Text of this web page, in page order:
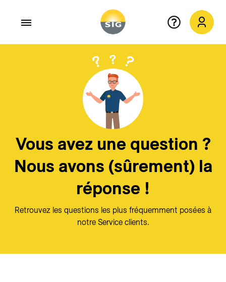
Quitter
X
Vous avez une question ?
Nous avons (sûrement) la
réponse !
Retrouvez les questions les plus fréquemment posées à
notre Service clients.